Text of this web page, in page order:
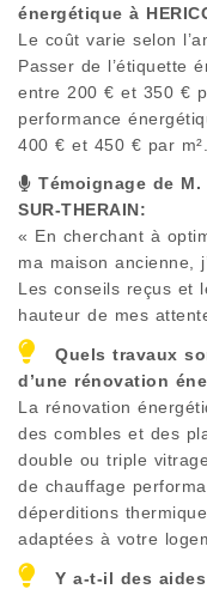
énergétique à
Le coût varie selon
Passer de l’étiquette
entre 200 € et 350 €
performance
400 € et 450 € par m².
Témoignage de
SUR-THERAIN:
« En cherchant à
ma maison ancienne,
Les conseils reçus et
hauteur de mes
Quels travaux
d’une rénovation
La rénovation
des combles et des
double ou triple
de chauffage
déperditions
adaptées à votre
Y a-t-il des